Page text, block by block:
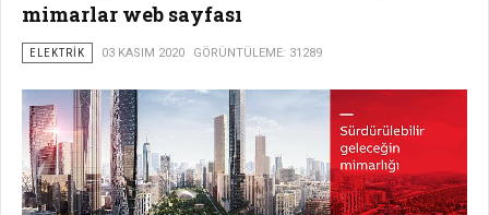
mimarlar web sayfası
ELEKTRIK 03 KASIM 2020 GÖRÜNTÜLEME: 31289